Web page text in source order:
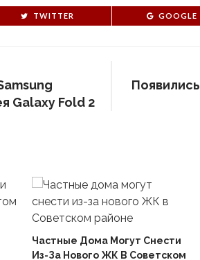
TWITTER GOOGLE
Galaxy Fold 2
Частные Дома Могут Снести
Из-За Нового ЖК В Советском